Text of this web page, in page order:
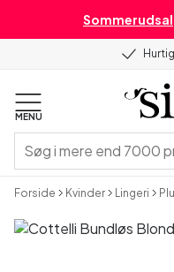
MENU
Forside Kvinder Lingeri